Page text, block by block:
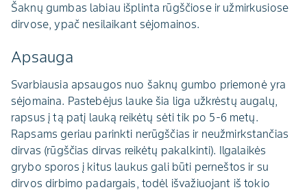
Šaknų gumbas labiau išplinta rūgščiose ir užmirkusiose
dirvose, ypač nesilaikant sėjomainos.
Apsauga
Svarbiausia apsaugos nuo šaknų gumbo priemonė yra
sėjomaina. Pastebėjus lauke šia liga užkrėstų augalų,
rapsus į tą patį lauką reikėtų sėti tik po 5-6 metų.
Rapsams geriau parinkti nerūgščias ir neužmirkstančias
dirvas (rūgščias dirvas reikėtų pakalkinti). Ilgalaikės
grybo sporos į kitus laukus gali būti perneštos ir su
dirvos dirbimo padargais, todėl išvažiuojant iš tokio